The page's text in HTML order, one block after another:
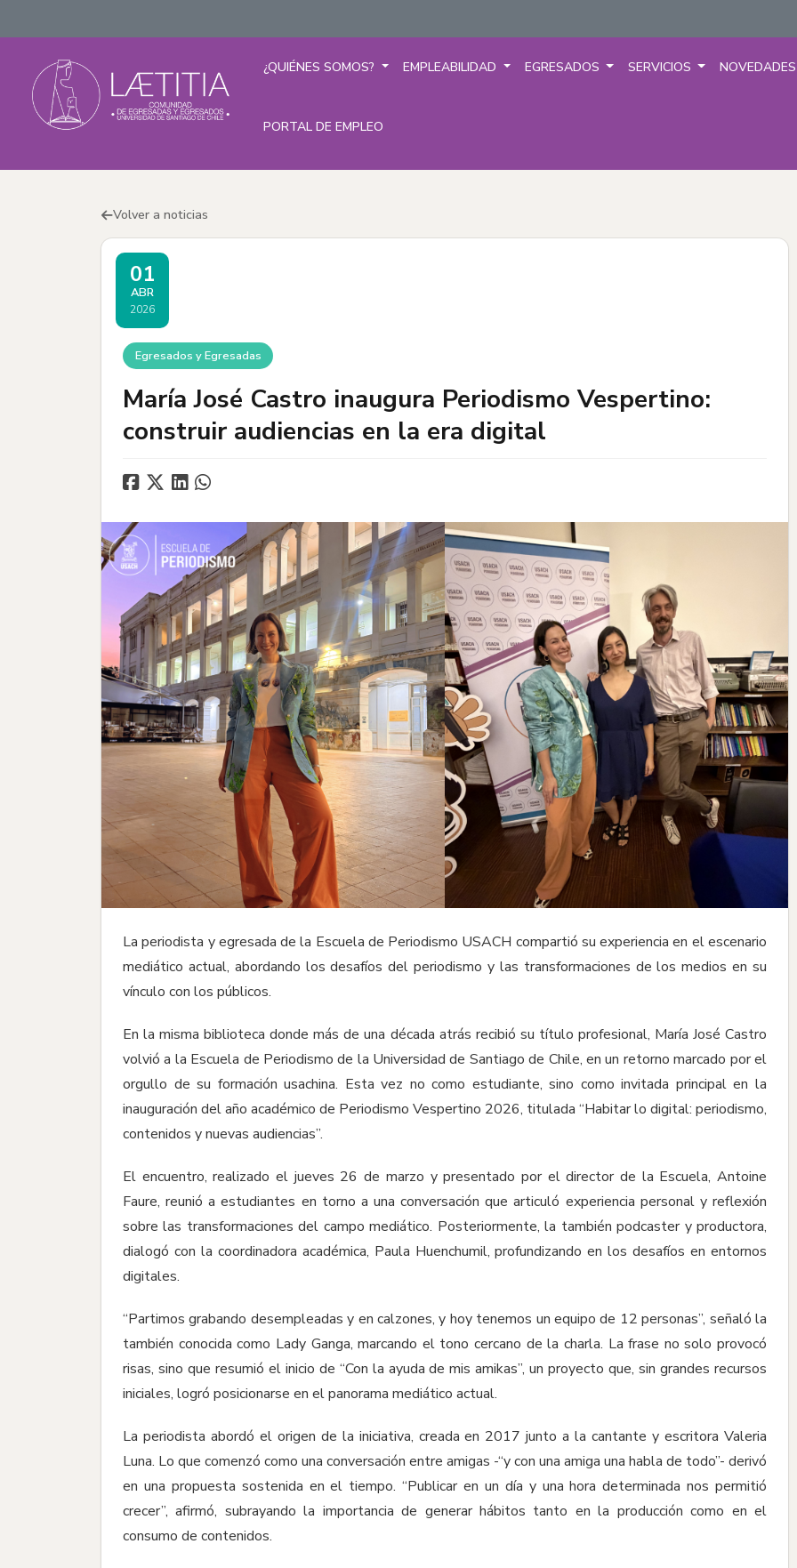
¿QUIÉNES SOMOS? EMPLEABILIDAD EGRESADOS SERVICIOS NOVEDADES
PORTAL DE EMPLEO
Volver a noticias
01
ABR
2026
Egresados y Egresadas
María José Castro inaugura Periodismo Vespertino:
construir audiencias en la era digital
La periodista y egresada de la Escuela de Periodismo USACH compartió su experiencia en el escenario
mediático actual, abordando los desafíos del periodismo y las transformaciones de los medios en su
vínculo con los públicos.
En la misma biblioteca donde más de una década atrás recibió su título profesional, María José Castro
volvió a la Escuela de Periodismo de la Universidad de Santiago de Chile, en un retorno marcado por el
orgullo de su formación usachina. Esta vez no como estudiante, sino como invitada principal en la
inauguración del año académico de Periodismo Vespertino 2026, titulada “Habitar lo digital: periodismo,
contenidos y nuevas audiencias”.
El encuentro, realizado el jueves 26 de marzo y presentado por el director de la Escuela, Antoine
Faure, reunió a estudiantes en torno a una conversación que articuló experiencia personal y reflexión
sobre las transformaciones del campo mediático. Posteriormente, la también podcaster y productora,
dialogó con la coordinadora académica, Paula Huenchumil, profundizando en los desafíos en entornos
digitales.
“Partimos grabando desempleadas y en calzones, y hoy tenemos un equipo de 12 personas”, señaló la
también conocida como Lady Ganga, marcando el tono cercano de la charla. La frase no solo provocó
risas, sino que resumió el inicio de “Con la ayuda de mis amikas”, un proyecto que, sin grandes recursos
iniciales, logró posicionarse en el panorama mediático actual.
La periodista abordó el origen de la iniciativa, creada en 2017 junto a la cantante y escritora Valeria
Luna. Lo que comenzó como una conversación entre amigas -“y con una amiga una habla de todo”- derivó
en una propuesta sostenida en el tiempo. “Publicar en un día y una hora determinada nos permitió
crecer”, afirmó, subrayando la importancia de generar hábitos tanto en la producción como en el
consumo de contenidos.